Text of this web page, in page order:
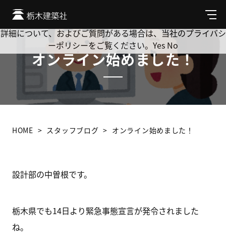
メ
ニ
ュ
オンライン始めました！
HOME スタッフブログ オンライン始めました！
設計部の中曽根です。
栃木県でも14日より緊急事態宣言が発令されました
ね。
Cookie を使用して、お客様の活動を追跡してもよろしいです
か? 当社ではお客様のプライバシーを極めて重視しています。
詳細について、およびご質問がある場合は、当社のプライバシ
ーポリシーをご覧ください。 Yes No